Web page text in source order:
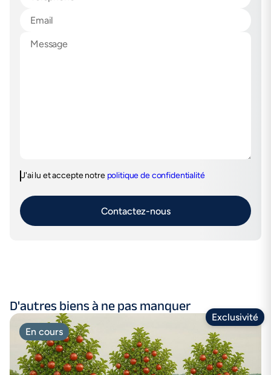
J'ai lu et accepte notre politique de confidentialité
D'autres biens à ne pas manquer
Exclusivité
En cours